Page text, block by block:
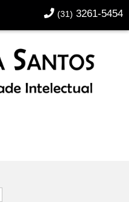
(31) 3261-5454